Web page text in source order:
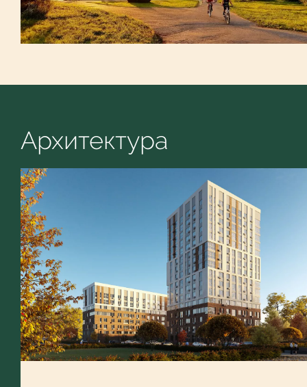
Архитектура